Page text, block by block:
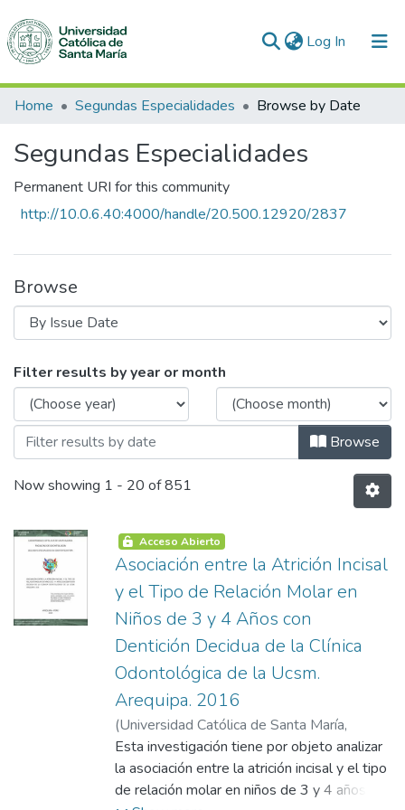
Log In (current)
Communities & Collections
Home Segundas Especialidades Browse by Date
Segundas Especialidades
Permanent URI for this community
http://10.0.6.40:4000/handle/20.500.12920/2837
Browse
Browsing Segundas Especialidades by
Filter results by year or month
Browse
Now showing 1 - 20 of 851
Acceso Abierto
Asociación entre la Atrición Incisal
y el Tipo de Relación Molar en
Niños de 3 y 4 Años con
Dentición Decidua de la Clínica
Odontológica de la Ucsm.
Arequipa. 2016
(Universidad Católica de Santa María,
2012-10-12)Guillen Apaza, Sheila Maribel
Esta investigación tiene por objeto analizar
la asociación entre la atrición incisal y el tipo
de relación molar en niños de 3 y 4 años con